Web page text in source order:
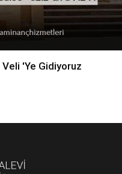
Veli 'ye Gidiyoruz